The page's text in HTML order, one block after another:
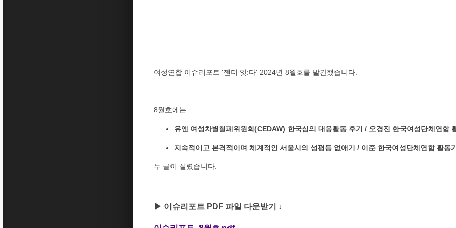
여성연합 이슈리포트 '젠더 잇:다' 2024년 8월호를 발간했습니다.
8월호에는
유엔 여성차별철폐위원회(CEDAW) 한국심의 대응활동 후기 / 오경진 한국여성단체연합
지속적이고 본격적이며 체계적인 서울시의 성평등 없애기 / 이준 한국여성단체연합 활동
두 글이 실렸습니다.
▶ 이슈리포트 PDF 파일 다운받기 ↓